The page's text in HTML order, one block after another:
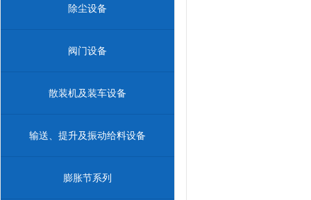
除尘设备
阀门设备
散装机及装车设备
输送、提升及振动给料设备
膨胀节系列